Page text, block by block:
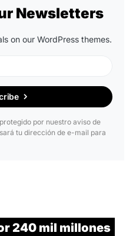
Newsletters
on our WordPress themes.
por nuestro aviso de
tu dirección de e-mail para
240 mil millones